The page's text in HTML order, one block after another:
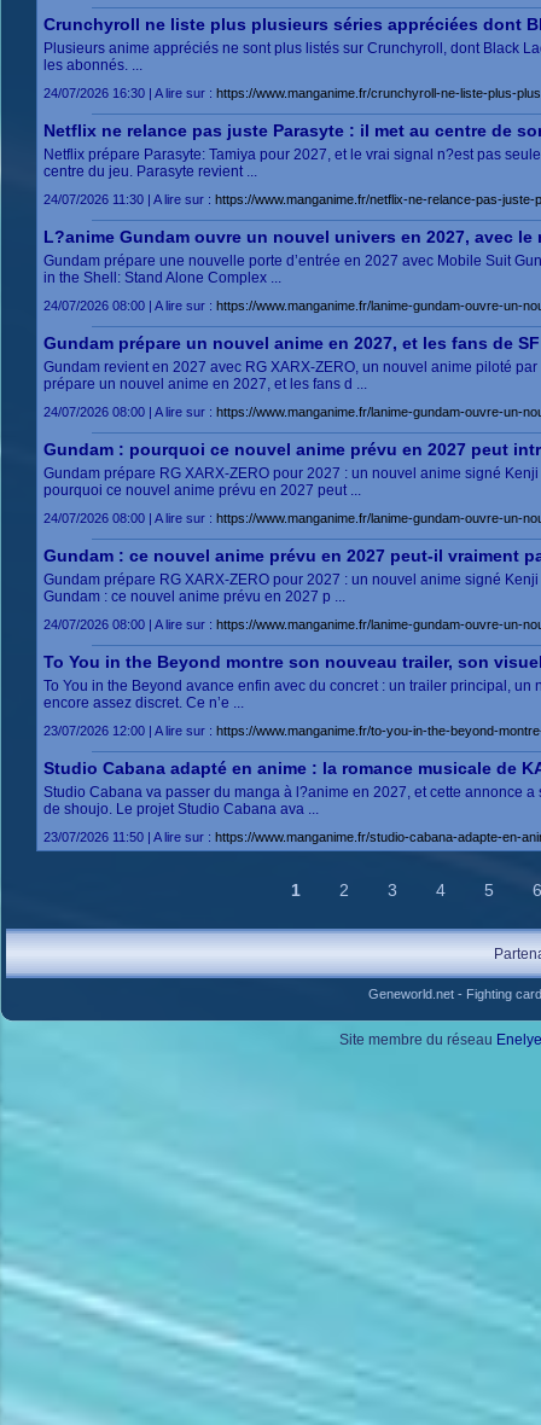
Crunchyroll ne liste plus plusieurs séries appréciées dont
Plusieurs anime appréciés ne sont plus listés sur Crunchyroll, dont Black
les abonnés. ...
24/07/2026 16:30 | A lire sur : https://www.manganime.fr/crunchyroll-ne-liste-plus-
Netflix ne relance pas juste Parasyte : il met au centre de
Netflix prépare Parasyte: Tamiya pour 2027, et le vrai signal n?est pas
centre du jeu. Parasyte revient ...
24/07/2026 11:30 | A lire sur : https://www.manganime.fr/netflix-ne-relance-pas-
L?anime Gundam ouvre un nouvel univers en 2027, avec
Gundam prépare une nouvelle porte d’entrée en 2027 avec Mobile Suit
in the Shell: Stand Alone Complex ...
24/07/2026 08:00 | A lire sur : https://www.manganime.fr/lanime-gundam-ouvre-un-
Gundam prépare un nouvel anime en 2027, et les fans de
Gundam revient en 2027 avec RG XARX-ZERO, un nouvel anime piloté
prépare un nouvel anime en 2027, et les fans d ...
24/07/2026 08:00 | A lire sur : https://www.manganime.fr/lanime-gundam-ouvre-un-
Gundam : pourquoi ce nouvel anime prévu en 2027 peut
Gundam prépare RG XARX-ZERO pour 2027 : un nouvel anime signé
pourquoi ce nouvel anime prévu en 2027 peut ...
24/07/2026 08:00 | A lire sur : https://www.manganime.fr/lanime-gundam-ouvre-un-
Gundam : ce nouvel anime prévu en 2027 peut-il vraiment
Gundam prépare RG XARX-ZERO pour 2027 : un nouvel anime signé
Gundam : ce nouvel anime prévu en 2027 p ...
24/07/2026 08:00 | A lire sur : https://www.manganime.fr/lanime-gundam-ouvre-un-
To You in the Beyond montre son nouveau trailer, son
To You in the Beyond avance enfin avec du concret : un trailer principal,
encore assez discret. Ce n’e ...
23/07/2026 12:00 | A lire sur : https://www.manganime.fr/to-you-in-the-beyond-
Studio Cabana adapté en anime : la romance musicale de
Studio Cabana va passer du manga à l?anime en 2027, et cette annonce
de shoujo. Le projet Studio Cabana ava ...
23/07/2026 11:50 | A lire sur : https://www.manganime.fr/studio-cabana-adapte-en-
1 2 3 4 5 6
Geneworld.net- Fighting
Site membre du réseau Enelye